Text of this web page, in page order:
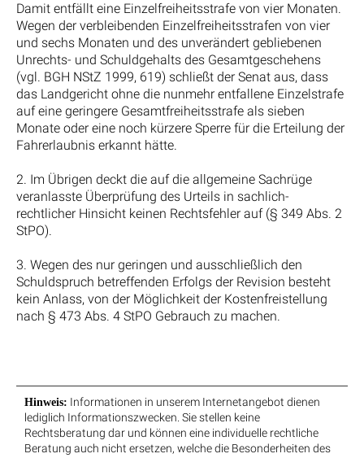
Damit entfällt eine Einzelfreiheitsstrafe von vier Monaten.
Wegen der verbleibenden Einzelfreiheitsstrafen von vier
und sechs Monaten und des unverändert gebliebenen
Unrechts- und Schuldgehalts des Gesamtgeschehens
(vgl. BGH NStZ 1999, 619) schließt der Senat aus, dass
das Landgericht ohne die nunmehr entfallene Einzelstrafe
auf eine geringere Gesamtfreiheitsstrafe als sieben
Monate oder eine noch kürzere Sperre für die Erteilung der
Fahrerlaubnis erkannt hätte.
2. Im Übrigen deckt die auf die allgemeine Sachrüge
veranlasste Überprüfung des Urteils in sachlich-
rechtlicher Hinsicht keinen Rechtsfehler auf (§ 349 Abs. 2
StPO).
3. Wegen des nur geringen und ausschließlich den
Schuldspruch betreffenden Erfolgs der Revision besteht
kein Anlass, von der Möglichkeit der Kostenfreistellung
nach § 473 Abs. 4 StPO Gebrauch zu machen.
Hinweis: Informationen in unserem Internetangebot dienen
lediglich Informationszwecken. Sie stellen keine
Rechtsberatung dar und können eine individuelle rechtliche
Beratung auch nicht ersetzen, welche die Besonderheiten des